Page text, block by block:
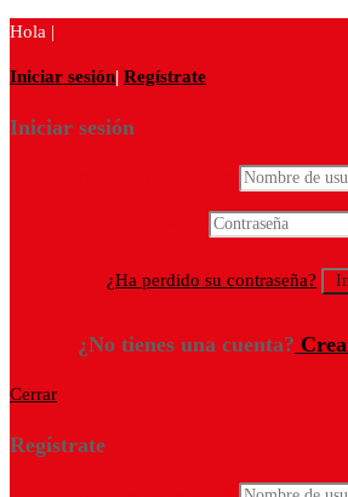
Hola |
Iniciar sesión| Regístrate
Iniciar sesión
¿Ha perdido su contraseña?
¿No tienes una cuenta?
Cerrar
Regístrate